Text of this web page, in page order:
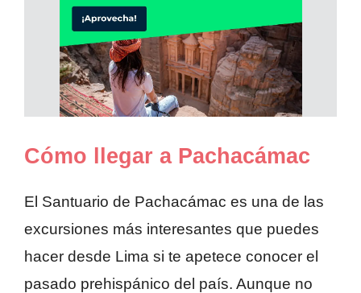
Cómo llegar a Pachacámac
El Santuario de Pachacámac es una de las
excursiones más interesantes que puedes
hacer desde Lima si te apetece conocer el
pasado prehispánico del país. Aunque no